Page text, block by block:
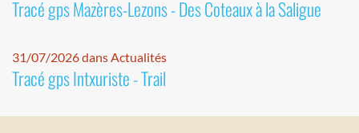
Tracé gps Mazères-Lezons - Des Coteaux à la Saligue
31/07/2026 dans Actualités
Tracé gps Intxuriste - Trail